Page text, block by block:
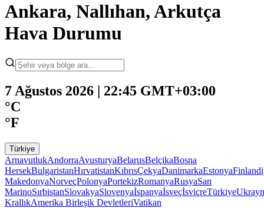
Ankara, Nallıhan, Arkutça
Hava Durumu
7 Ağustos 2026 | 22:45 GMT+03:00
°C
°F
Türkiye
ArnavutlukAndorraAvusturyaBelarusBelçikaBosna
HersekBulgaristanHırvatistanKıbrısÇekyaDanimarkaEstonya
MakedonyaNorveçPolonyaPortekizRomanyaRusyaSan
MarinoSırbistanSlovakyaSlovenyaİspanyaİsveçİsviçreTürkiye
KrallıkAmerika Birleşik DevletleriVatikan